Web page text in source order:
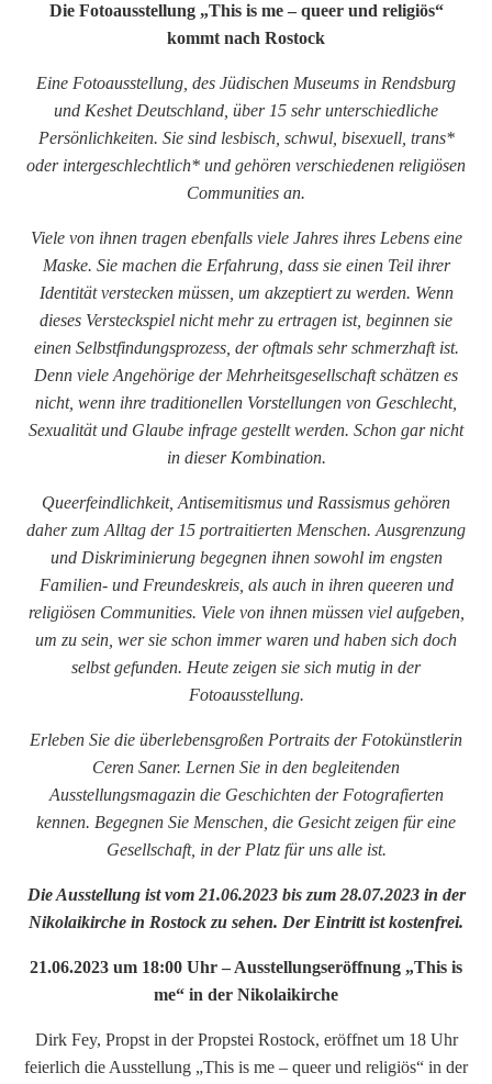
Die Fotoausstellung „This is me – queer und religiös“
kommt nach Rostock
Eine Fotoausstellung, des Jüdischen Museums in Rendsburg
und Keshet Deutschland, über 15 sehr unterschiedliche
Persönlichkeiten. Sie sind lesbisch, schwul, bisexuell, trans*
oder intergeschlechtlich* und gehören verschiedenen religiösen
Communities an.
Viele von ihnen tragen ebenfalls viele Jahres ihres Lebens eine
Maske. Sie machen die Erfahrung, dass sie einen Teil ihrer
Identität verstecken müssen, um akzeptiert zu werden. Wenn
dieses Versteckspiel nicht mehr zu ertragen ist, beginnen sie
einen Selbstfindungsprozess, der oftmals sehr schmerzhaft ist.
Denn viele Angehörige der Mehrheitsgesellschaft schätzen es
nicht, wenn ihre traditionellen Vorstellungen von Geschlecht,
Sexualität und Glaube infrage gestellt werden. Schon gar nicht
in dieser Kombination.
Queerfeindlichkeit, Antisemitismus und Rassismus gehören
daher zum Alltag der 15 portraitierten Menschen. Ausgrenzung
und Diskriminierung begegnen ihnen sowohl im engsten
Familien- und Freundeskreis, als auch in ihren queeren und
religiösen Communities. Viele von ihnen müssen viel aufgeben,
um zu sein, wer sie schon immer waren und haben sich doch
selbst gefunden. Heute zeigen sie sich mutig in der
Fotoausstellung.
Erleben Sie die überlebensgroßen Portraits der Fotokünstlerin
Ceren Saner. Lernen Sie in den begleitenden
Ausstellungsmagazin die Geschichten der Fotografierten
kennen. Begegnen Sie Menschen, die Gesicht zeigen für eine
Gesellschaft, in der Platz für uns alle ist.
Die Ausstellung ist vom 21.06.2023 bis zum 28.07.2023 in der
Nikolaikirche in Rostock zu sehen. Der Eintritt ist kostenfrei.
21.06.2023 um 18:00 Uhr – Ausstellungseröffnung „This is
me“ in der Nikolaikirche
Dirk Fey, Propst in der Propstei Rostock, eröffnet um 18 Uhr
feierlich die Ausstellung „This is me – queer und religiös“ in der